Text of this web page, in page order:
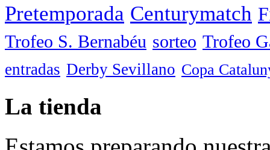
Pretemporada Centurymatch
Trofeo S. Bernabéu sorteo Trofeo
entradas Derby Sevillano Copa
La tienda